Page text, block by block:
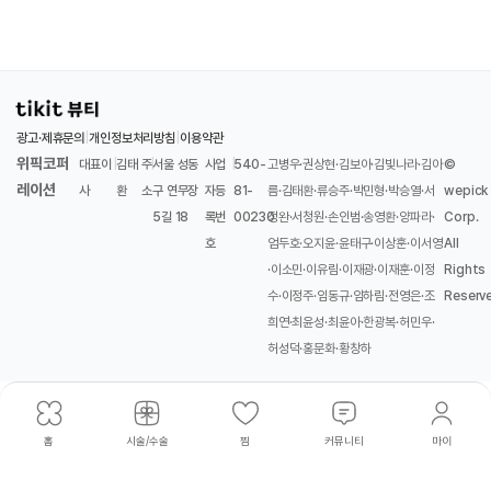
광고·제휴문의 |개인정보처리방침 이용약관
위픽코퍼
레이션
대표이
사
|김태
환
주
소
|서울 성동
구 연무장
5길 18
사업
자등
록번
호
|540-
81-
00230
고병우·권상현·김보아·김빛나라·김아
름·김태환·류승주·박민형·박승열·서
정완·서청원·손인범·송영환·양파라·
엄두호·오지윤·윤태구·이상훈·이서영
·이소민·이유림·이재광·이재훈·이정
수·이정주·임동규·임하림·전영은·조
희연·최윤성·최윤아·한광복·허민우·
허성덕·홍문화·황창하
©
wepick
Corp.
All
Rights
홈 시술/수술 찜 커뮤니티 마이